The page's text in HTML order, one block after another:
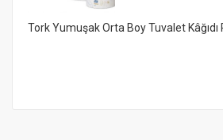
Tork Yumuşak Orta Boy Tuvalet